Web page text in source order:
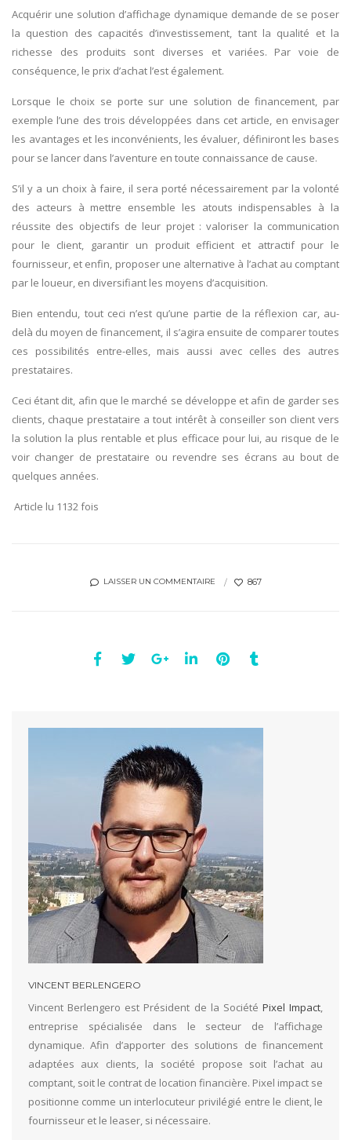
Acquérir une solution d’affichage dynamique demande de se poser
la question des capacités d’investissement, tant la qualité et la
richesse des produits sont diverses et variées. Par voie de
conséquence, le prix d’achat l’est également.
Lorsque le choix se porte sur une solution de financement, par
exemple l’une des trois développées dans cet article, en envisager
les avantages et les inconvénients, les évaluer, définiront les bases
pour se lancer dans l’aventure en toute connaissance de cause.
S’il y a un choix à faire, il sera porté nécessairement par la volonté
des acteurs à mettre ensemble les atouts indispensables à la
réussite des objectifs de leur projet : valoriser la communication
pour le client, garantir un produit efficient et attractif pour le
fournisseur, et enfin, proposer une alternative à l’achat au comptant
par le loueur, en diversifiant les moyens d’acquisition.
Bien entendu, tout ceci n’est qu’une partie de la réflexion car, au-
delà du moyen de financement, il s’agira ensuite de comparer toutes
ces possibilités entre-elles, mais aussi avec celles des autres
prestataires.
Ceci étant dit, afin que le marché se développe et afin de garder ses
clients, chaque prestataire a tout intérêt à conseiller son client vers
la solution la plus rentable et plus efficace pour lui, au risque de le
voir changer de prestataire ou revendre ses écrans au bout de
quelques années.
Article lu 1132 fois
LAISSER UN COMMENTAIRE 867
VINCENT BERLENGERO
Vincent Berlengero est Président de la Société Pixel Impact,
entreprise spécialisée dans le secteur de l’affichage
dynamique. Afin d’apporter des solutions de financement
adaptées aux clients, la société propose soit l’achat au
comptant, soit le contrat de location financière. Pixel impact se
positionne comme un interlocuteur privilégié entre le client, le
fournisseur et le leaser, si nécessaire.